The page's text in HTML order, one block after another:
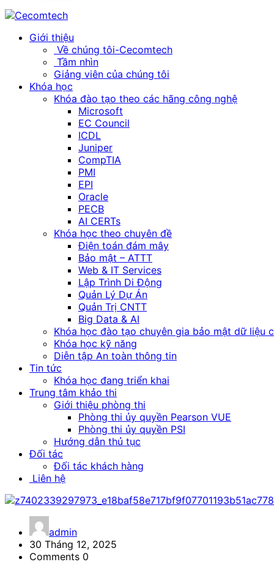
Giới thiệu
Về chúng tôi-Cecomtech
Tầm nhìn
Giảng viên của chúng tôi
Khóa học
Khóa đào tạo theo các hãng công nghệ
Microsoft
EC Council
ICDL
Juniper
CompTIA
PMI
EPI
Oracle
PECB
AI CERTs
Khóa học theo chuyên đề
Điện toán đám mây
Bảo mật – ATTT
Web & IT Services
Lập Trình Di Động
Quản Lý Dự Án
Quản Trị CNTT
Big Data & AI
Khóa học đào tạo chuyên gia bảo mật dữ liệu
Khóa học kỹ năng
Diễn tập An toàn thông tin
Tin tức
Khóa học đang triển khai
Trung tâm khảo thi
Giới thiệu phòng thi
Phòng thi ủy quyền Pearson VUE
Phòng thi ủy quyền PSI
Hướng dẫn thủ tục
Đối tác
Đối tác khách hàng
Liên hệ
admin
30 Tháng 12, 2025
Comments 0